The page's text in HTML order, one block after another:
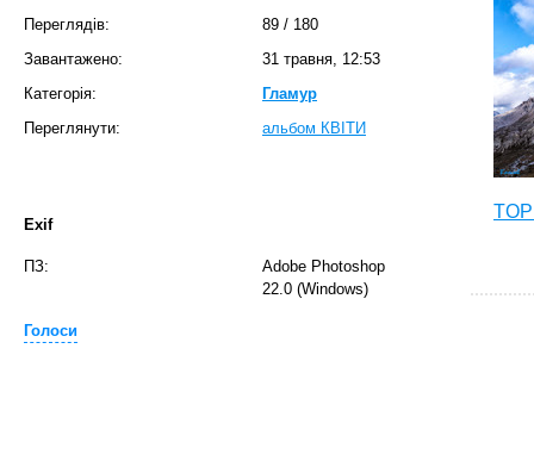
Переглядів:
89 / 180
Завантажено:
31 травня, 12:53
Категорія:
Гламур
Переглянути:
альбом КВIТИ
Exif
ПЗ:
Adobe Photoshop
22.0 (Windows)
Голоси